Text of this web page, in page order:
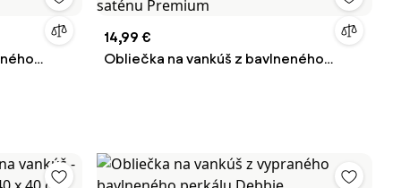
14,99 €
Obliečka na vankúš z bavlneného